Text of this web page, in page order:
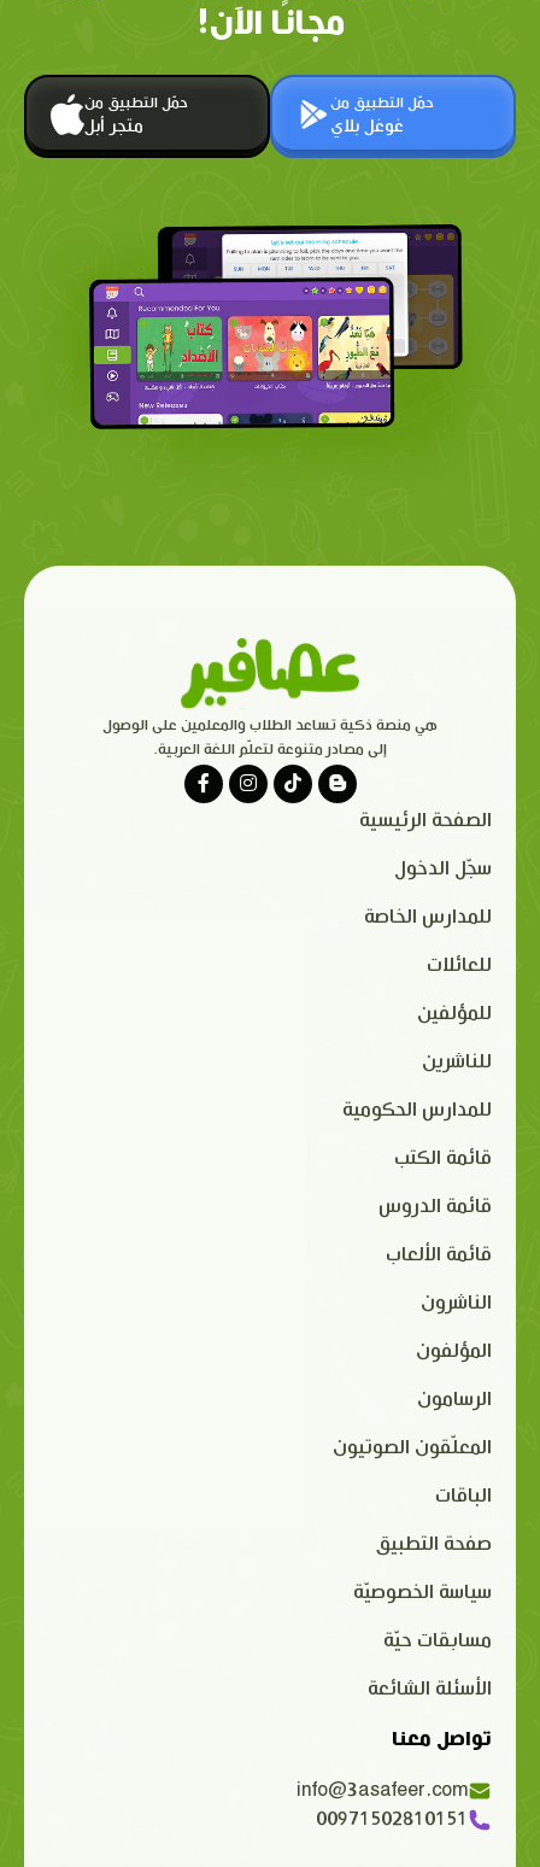
مجانًا الآن!
حمّل التطبيق من
متجر أبل
حمّل التطبيق من
غوغل بلاي
هي منصة ذكية تساعد الطلاب والمعلمين على الوصول
إلى مصادر متنوعة لتعلّم اللغة العربية.
الصفحة الرئيسية
سجّل الدخول
للمدارس الخاصة
للعائلات
للمؤلفين
للناشرين
للمدارس الحكومية
قائمة الكتب
قائمة الدروس
قائمة الألعاب
الناشرون
المؤلفون
الرسامون
المعلّقون الصوتيون
الباقات
صفحة التطبيق
سياسة الخصوصيّة
مسابقات حيّة
الأسئلة الشائعة
تواصل معنا
info@3asafeer.com
00971502810151